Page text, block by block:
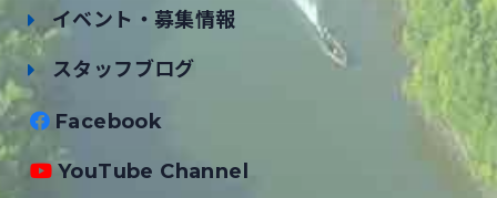
イベント・募集情報
スタッフブログ
Facebook
YouTube Channel